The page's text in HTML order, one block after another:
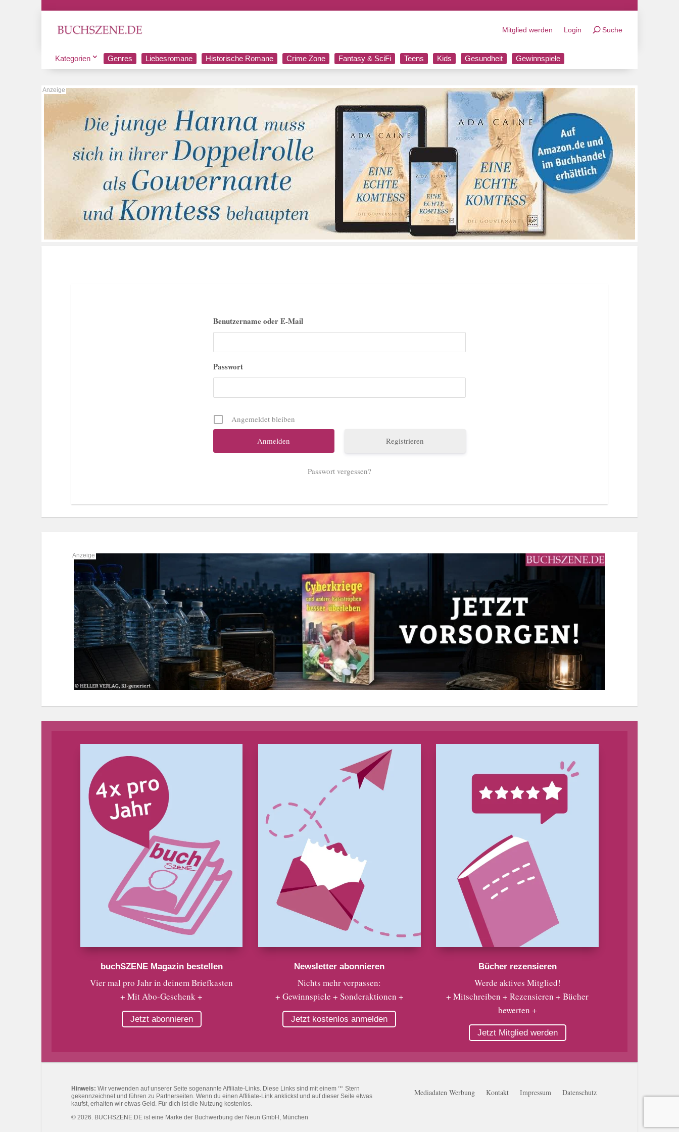
Mitglied werden Login Suche
Kategorien Genres Liebesromane Historische Romane Crime Zone Fantasy & SciFi Teens Kids Gesundheit Gewinnspiele
Benutzername oder E-Mail
Passwort
Angemeldet bleiben
Registrieren
Passwort vergessen?
buchSZENE Magazin bestellen
Vier mal pro Jahr in deinem Briefkasten
+ Mit Abo-Geschenk +
Jetzt abonnieren
Newsletter abonnieren
Nichts mehr verpassen:
+ Gewinnspiele + Sonderaktionen +
Jetzt kostenlos anmelden
Bücher rezensieren
Werde aktives Mitglied!
+ Mitschreiben + Rezensieren + Bücher
bewerten +
Jetzt Mitglied werden
Hinweis: Wir verwenden auf unserer Seite sogenannte Affiliate-Links. Diese Links sind mit einem ‘*‘ Stern
gekennzeichnet und führen zu Partnerseiten. Wenn du einen Affiliate-Link anklickst und auf dieser Seite etwas
kaufst, erhalten wir etwas Geld. Für dich ist die Nutzung kostenlos.
© 2026. BUCHSZENE.DE ist eine Marke der Buchwerbung der Neun GmbH, München
Mediadaten Werbung Kontakt Impressum Datenschutz